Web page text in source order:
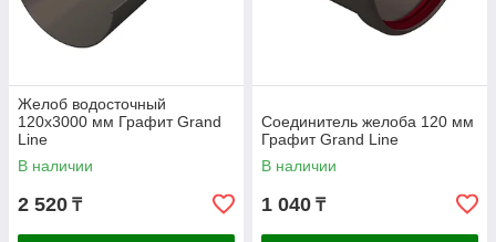
Желоб водосточный
120x3000 мм Графит Grand
Line
В наличии
2 520 ₸
Соединитель желоба 120 мм
Графит Grand Line
В наличии
1 040 ₸